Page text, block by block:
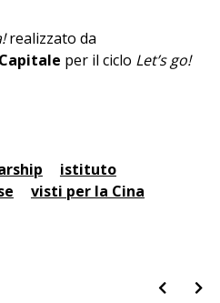
realizzato da
per il ciclo Let’s go!
istituto
visti per la Cina